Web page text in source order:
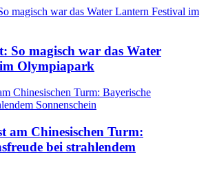
So magisch war das Water
Olympiapark
am Chinesischen Turm:
bei strahlendem